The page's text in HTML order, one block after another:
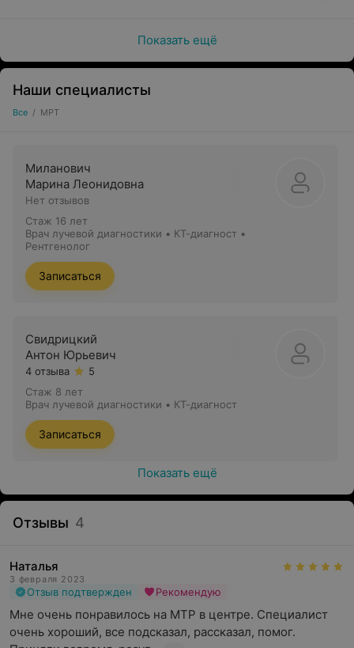
Показать ещё
Наши специалисты
Все / МРТ
Миланович
Марина Леонидовна
Нет отзывов
Стаж 16 лет
Врач лучевой диагностики • КТ-диагност •
Рентгенолог
Записаться
Свидрицкий
Антон Юрьевич
4 отзыва
5
Стаж 8 лет
Врач лучевой диагностики • КТ-диагност
Записаться
Показать ещё
Отзывы 4
Наталья
3 февраля 2023
Отзыв подтвержден Рекомендую
Мне очень понравилось на МТР в центре. Специалист
очень хороший, все подсказал, рассказал, помог.